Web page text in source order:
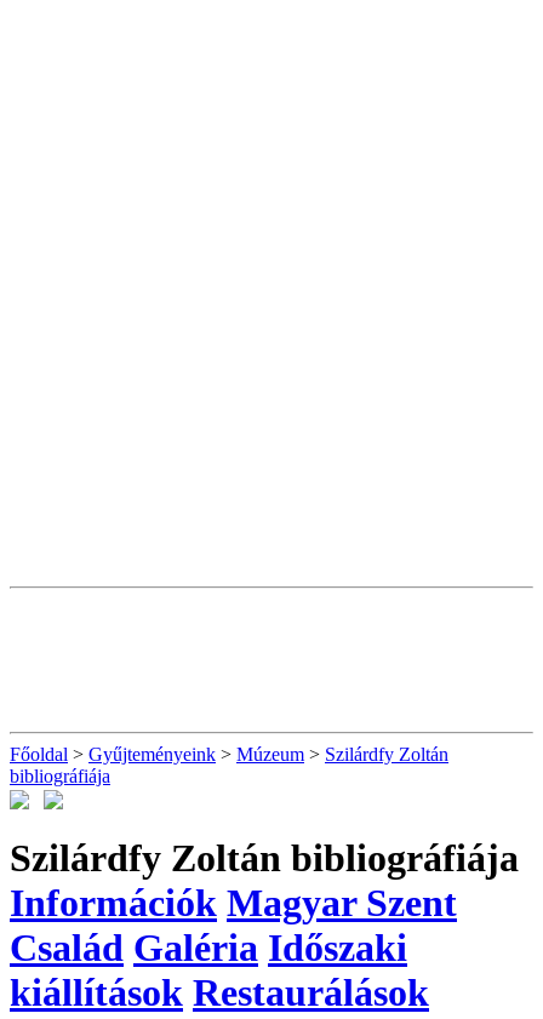
Főoldal > Gyűjteményeink > Múzeum > Szilárdfy Zoltán
bibliográfiája
Szilárdfy Zoltán bibliográfiája
Információk Magyar Szent
Család Galéria Időszaki
kiállítások Restaurálások